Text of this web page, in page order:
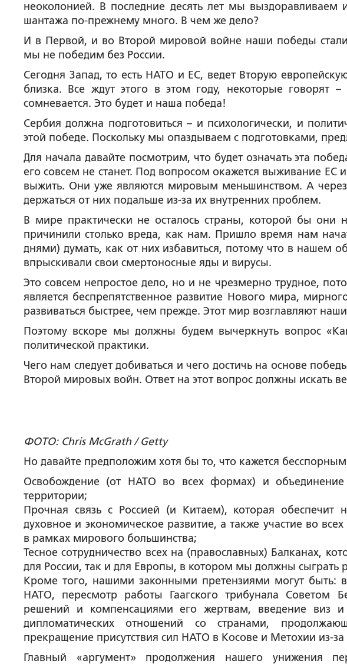
неоколонией. В последние десять лет мы выздоравливаем
шантажа по-прежнему много. В чем же дело?
И в Первой, и во Второй мировой войне наши победы
мы не победим без России.
Сегодня Запад, то есть НАТО и ЕС, ведет Вторую
близка. Все ждут этого в этом году, некоторые говорят
сомневается. Это будет и наша победа!
Сербия должна подготовиться – и психологически, и
этой победе. Поскольку мы опаздываем с подготовками,
Для начала давайте посмотрим, что будет означать эта
его совсем не станет. Под вопросом окажется выживание
выжить. Они уже являются мировым меньшинством. А через
держаться от них подальше из-за их внутренних проблем.
В мире практически не осталось страны, которой бы
причинили столько вреда, как нам. Пришло время нам
днями) думать, как от них избавиться, потому что в нашем
впрыскивали свои смертоносные яды и вирусы.
Это совсем непростое дело, но и не чрезмерно трудное,
является беспрепятственное развитие Нового мира,
развиваться быстрее, чем прежде. Этот мир возглавляют
Поэтому вскоре мы должны будем вычеркнуть вопрос
политической практики.
Чего нам следует добиваться и чего достичь на основе
Второй мировых войн. Ответ на этот вопрос должны искать
ФОТО: Chris McGrath / Getty
Но давайте предположим хотя бы то, что кажется
Освобождение (от НАТО во всех формах) и
территории;
Прочная связь с Россией (и Китаем), которая обеспечит
духовное и экономическое развитие, а также участие во
в рамках мирового большинства;
Тесное сотрудничество всех на (православных) Балканах,
для России, так и для Европы, в котором мы должны
Кроме того, нашими законными претензиями могут быть:
НАТО, пересмотр работы Гаагского трибунала Советом
решений и компенсациями его жертвам, введение виз
дипломатических отношений со странами,
прекращение присутствия сил НАТО в Косове и Метохии из-
Главный «аргумент» продолжения нашего унижения